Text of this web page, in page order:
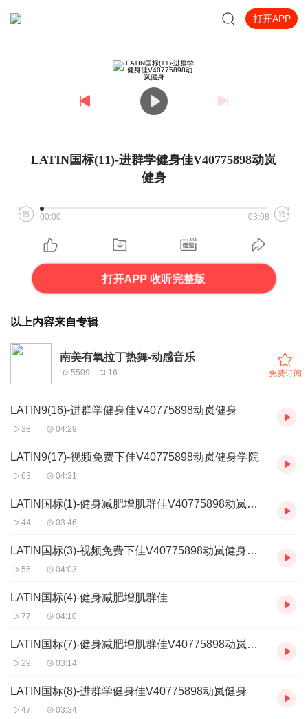
打开APP
LATIN国标(11)-进群学健身佳V40775898动岚
健身
00:00 03:08
打开APP 收听完整版
以上内容来自专辑
南美有氧拉丁热舞-动感音乐
5509 16 免费订阅
LATIN9(16)-进群学健身佳V40775898动岚健身
38 04:29
LATIN9(17)-视频免费下佳V40775898动岚健身学院
63 04:31
LATIN国标(1)-健身减肥增肌群佳V40775898动岚健身
44 03:46
LATIN国标(3)-视频免费下佳V40775898动岚健身学院
56 04:03
LATIN国标(4)-健身减肥增肌群佳
77 04:10
LATIN国标(7)-健身减肥增肌群佳V40775898动岚健身
29 03:14
LATIN国标(8)-进群学健身佳V40775898动岚健身
47 03:34